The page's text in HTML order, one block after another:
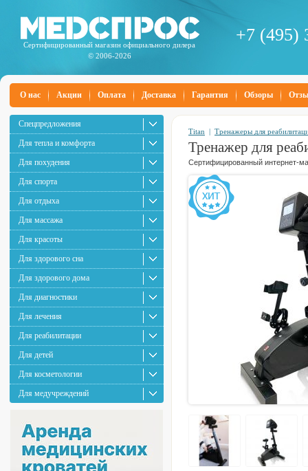
Сертифицированный магазин официального дилера
© 2006-2026
+7 (495)
О нас Акции Оплата Доставка Гарантия Обзоры
Спецпредложения
Для тепла и комфорта
Для похудения
Для спорта
Для отдыха
Для массажа
Для красоты
Для здорового сна
Для здорового дома
Для диагностики
Для лечения
Для реабилитации
Для детей
Для косметологии
Для медучреждений
Titan | Тренажеры для
Тренажер для
Сертифицированный интернет-